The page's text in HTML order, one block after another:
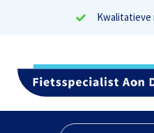
Kwalitatieve